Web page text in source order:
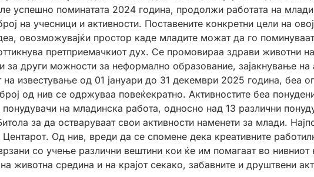
поминатата 2024 година, продолжи работата на
на учесници и активности. Поставените конкретни цели на
овозможувајќи простор каде младите можат да го
претприемачкиот дух. Се промовираа здрави животни
други можности за неформално образованиe, зајакнување на
известување од 01 јануари до 31 декември 2025 година, беа
од нив се одржуваа повеќекратно. Активностите беа
на младинска работа, односно над 13 различни
за да остваруваат свои активности наменети за млади.
Од нив, вреди да се спомене дека креативните
со учење различни вештини кои ќе им помагаат во нивниот
животна средина и на крајот секако, забавните и друштвени